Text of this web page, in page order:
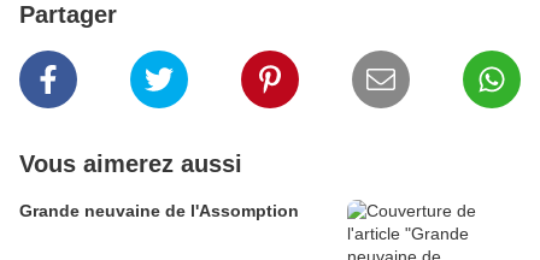
Partager
Vous aimerez aussi
Grande neuvaine de l'Assomption